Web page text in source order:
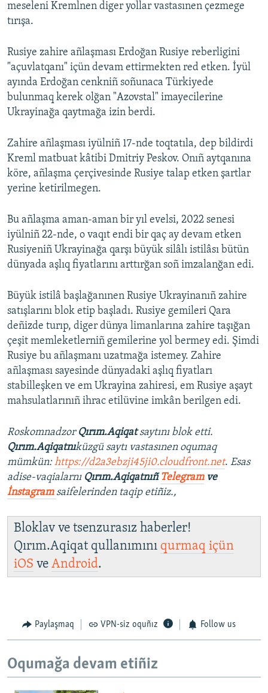
meseleni Kremlnen diger yollar vastasınen çezmege
tırışa.
Rusiye zahire añlaşması Erdoğan Rusiye reberligini
"açuvlatqanı" içün devam ettirmekten red etken. İyül
ayında Erdoğan cenkniñ soñunaca Türkiyede
bulunmaq kerek olğan "Azovstal" imayecilerine
Ukrayinağa qaytmağa izin berdi.
Zahire añlaşması iyülniñ 17-nde toqtatıla, dep bildirdi
Kreml matbuat kâtibi Dmitriy Peskov. Onıñ aytqanına
köre, añlaşma çerçivesinde Rusiye talap etken şartlar
yerine ketirilmegen.
Bu añlaşma aman-aman bir yıl evelsi, 2022 senesi
iyülniñ 22-nde, o vaqıt endi bir qaç ay devam etken
Rusiyeniñ Ukrayinağa qarşı büyük silâlı istilâsı bütün
dünyada aşlıq fiyatlarını arttırğan soñ imzalanğan edi.
Büyük istilâ başlağanınen Rusiye Ukrayinanıñ zahire
satışlarını blok etip başladı. Rusiye gemileri Qara
deñizde turıp, diger dünya limanlarına zahire taşığan
çeşit memleketlerniñ gemilerine yol bermey edi. Şimdi
Rusiye bu añlaşmanı uzatmağa istemey. Zahire
añlaşması sayesinde dünyadaki aşlıq fiyatları
stabilleşken ve em Ukrayina zahiresi, em Rusiye aşayt
mahsulatlarınıñ ihrac etilüvine imkân berilgen edi.
Roskomnadzor Qırım.Aqiqatsaytını blok etti.
Qırım.Aqiqatnıküzgü saytı vastasınen oqumaq
mümkün:https://d2a3ebzji45ji0.cloudfront.net. Esas
adise-vaqialarnı Qırım.Aqiqatnıñ Telegramve
İnstagram saifelerinden taqip etiñiz.,
Bloklav ve tsenzurasız haberler!
Qırım.Aqiqat qullanımını qurmaq içün
iOS ve Android.
Paylaşmaq VPN-siz oquñız Follow us
Oqumağa devam etiñiz